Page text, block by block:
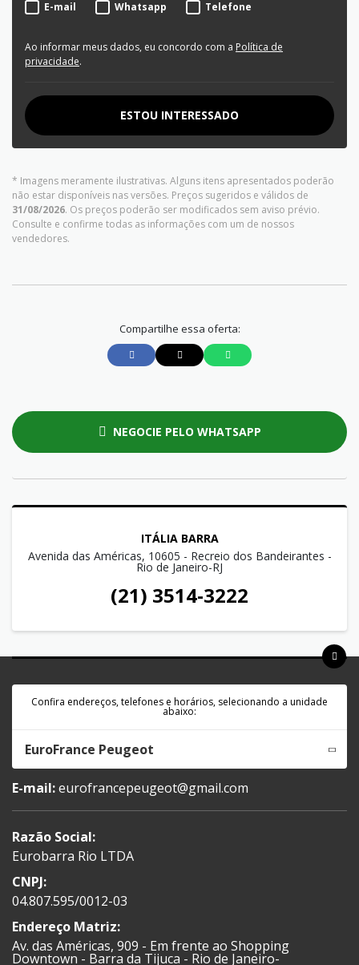
E-mail Whatsapp Telefone
Ao informar meus dados, eu concordo com a Política de
privacidade.
ESTOU INTERESSADO
* Imagens meramente ilustrativas. Alguns itens apresentados poderão
não estar disponíveis nas versões. Preços sugeridos e válidos de
31/08/2026. Os preços poderão ser modificados sem aviso prévio.
Consulte e confirme todas as informações com um de nossos
vendedores.
Compartilhe essa oferta:
NEGOCIE PELO WHATSAPP
ITÁLIA BARRA
Avenida das Américas, 10605 - Recreio dos Bandeirantes -
Rio de Janeiro-RJ
(21) 3514-3222
Confira endereços, telefones e horários, selecionando a unidade
abaixo:
EuroFrance Peugeot
E-mail:eurofrancepeugeot@gmail.com
Razão Social:
Eurobarra Rio LTDA
CNPJ:
04.807.595/0012-03
Endereço Matriz:
Av. das Américas, 909 - Em frente ao Shopping
Downtown - Barra da Tijuca - Rio de Janeiro-